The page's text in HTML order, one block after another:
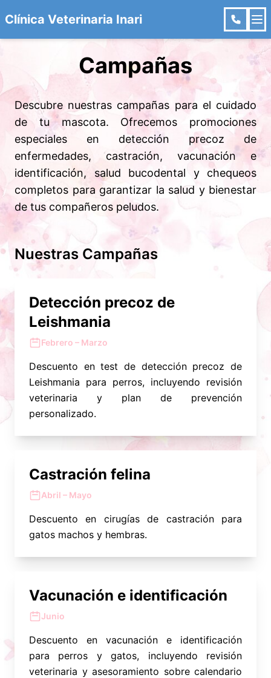
Clínica Veterinaria Inari
Campañas
Descubre nuestras campañas para el cuidado
de tu mascota. Ofrecemos promociones
especiales en detección precoz de
enfermedades, castración, vacunación e
identificación, salud bucodental y chequeos
completos para garantizar la salud y bienestar
de tus compañeros peludos.
Nuestras Campañas
Detección precoz de
Leishmania
Febrero – Marzo
Descuento en test de detección precoz de
Leishmania para perros, incluyendo revisión
veterinaria y plan de prevención
personalizado.
Castración felina
Abril – Mayo
Descuento en cirugías de castración para
gatos machos y hembras.
Vacunación e identificación
Junio
Descuento en vacunación e identificación
para perros y gatos, incluyendo revisión
veterinaria y asesoramiento sobre calendario